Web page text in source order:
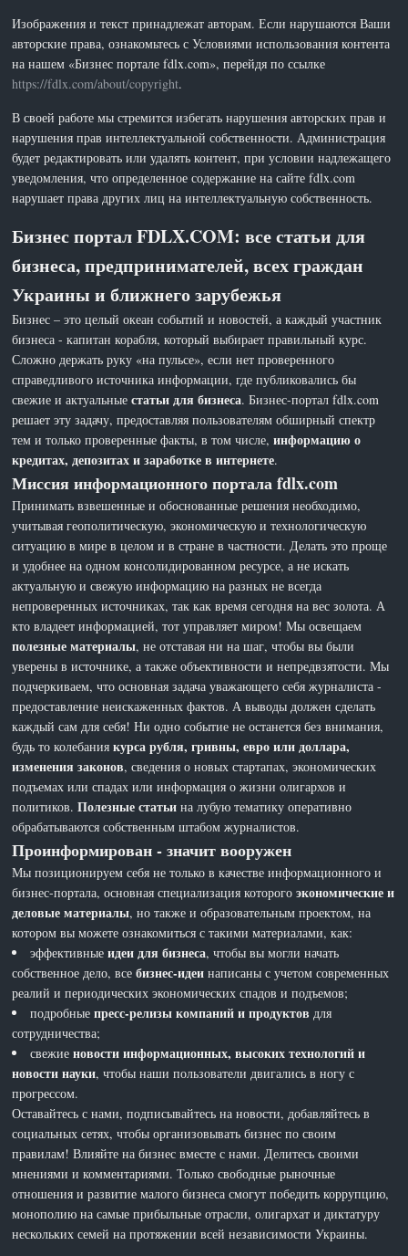
Изображения и текст принадлежат авторам. Если нарушаются Ваши
авторские права, ознакомьтесь с Условиями использования контента
на нашем «Бизнес портале fdlx.com», перейдя по ссылке
https://fdlx.com/about/copyright.
В своей работе мы стремится избегать нарушения авторских прав и
нарушения прав интеллектуальной собственности. Администрация
будет редактировать или удалять контент, при условии надлежащего
уведомления, что определенное содержание на сайте fdlx.com
нарушает права других лиц на интеллектуальную собственность.
Бизнес портал FDLX.COM: все статьи для
бизнеса, предпринимателей, всех граждан
Украины и ближнего зарубежья
Бизнес – это целый океан событий и новостей, а каждый участник
бизнеса - капитан корабля, который выбирает правильный курс.
Сложно держать руку «на пульсе», если нет проверенного
справедливого источника информации, где публиковались бы
свежие и актуальныестатьи для бизнеса. Бизнес-портал fdlx.com
решает эту задачу, предоставляя пользователям обширный спектр
тем и только проверенные факты, в том числе,информацию о
кредитах, депозитах и заработке в интернете.
Миссия информационного портала fdlx.com
Принимать взвешенные и обоснованные решения необходимо,
учитывая геополитическую, экономическую и технологическую
ситуацию в мире в целом и в стране в частности. Делать это проще
и удобнее на одном консолидированном ресурсе, а не искать
актуальную и свежую информацию на разных не всегда
непроверенных источниках, так как время сегодня на вес золота. А
кто владеет информацией, тот управляет миром! Мы освещаем
полезные материалы, не отставая ни на шаг, чтобы вы были
уверены в источнике, а также объективности и непредвзятости. Мы
подчеркиваем, что основная задача уважающего себя журналиста -
предоставление неискаженных фактов. А выводы должен сделать
каждый сам для себя! Ни одно событие не останется без внимания,
будь то колебаниякурса рубля, гривны, евро или доллара,
изменения законов, сведения о новых стартапах, экономических
подъемах или спадах или информация о жизни олигархов и
политиков.Полезные статьи на лубую тематику оперативно
обрабатываются собственным штабом журналистов.
Проинформирован - значит вооружен
Мы позиционируем себя не только в качестве информационного и
бизнес-портала, основная специализация которогоэкономические и
деловые материалы, но также и образовательным проектом, на
котором вы можете ознакомиться с такими материалами, как:
эффективныеидеи для бизнеса, чтобы вы могли начать
собственное дело, всебизнес-идеи написаны с учетом современных
реалий и периодических экономических спадов и подъемов;
подробныепресс-релизы компаний и продуктов для
сотрудничества;
свежиеновости информационных, высоких технологий и
новости науки, чтобы наши пользователи двигались в ногу с
прогрессом.
Оставайтесь с нами, подписывайтесь на новости, добавляйтесь в
социальных сетях, чтобы организовывать бизнес по своим
правилам! Влияйте на бизнес вместе с нами. Делитесь своими
мнениями и комментариями. Только свободные рыночные
отношения и развитие малого бизнеса смогут победить коррупцию,
монополию на самые прибыльные отрасли, олигархат и диктатуру
нескольких семей на протяжении всей независимости Украины.